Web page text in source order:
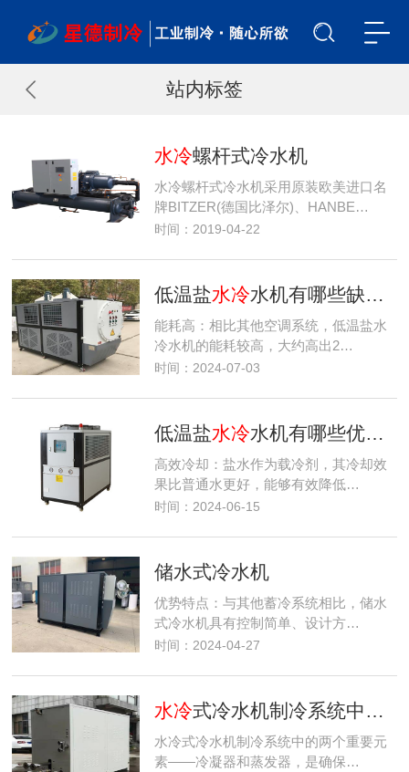
站内标签
水冷螺杆式冷水机
水冷螺杆式冷水机采用原装欧美进口名
牌BITZER(德国比泽尔)、HANBE…
时间：2019-04-22
低温盐水冷水机有哪些缺点？
能耗高：相比其他空调系统，低温盐水
冷水机的能耗较高，大约高出2…
时间：2024-07-03
低温盐水冷水机有哪些优点？
高效冷却：盐水作为载冷剂，其冷却效
果比普通水更好，能够有效降低…
时间：2024-06-15
储水式冷水机
优势特点：与其他蓄冷系统相比，储水
式冷水机具有控制简单、设计方…
时间：2024-04-27
水冷式冷水机制冷系统中的两个重要元素
水冷式冷水机制冷系统中的两个重要元
素——冷凝器和蒸发器，是确保…